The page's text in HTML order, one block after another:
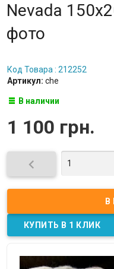
Nevada
фото
Код Товара : 212252
Артикул: che
В наличии
1 100 грн.
